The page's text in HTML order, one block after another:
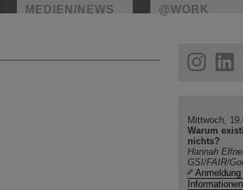
MEDIEN/NEWS @WORK
instagramlinkedinyoutubehelmholtz.social
facebook
Mittwoch,
Warum
nichts?
Hannah
GSI/FAIR/
Informationen